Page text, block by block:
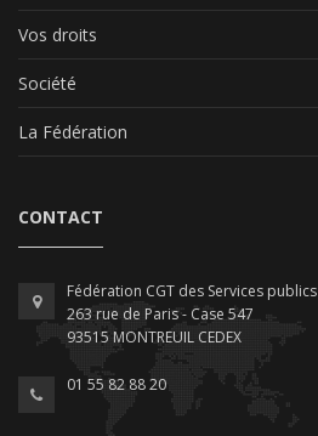
Vos droits
Société
La Fédération
CONTACT
Fédération CGT des Services publics
263 rue de Paris - Case 547
93515 MONTREUIL CEDEX
01 55 82 88 20